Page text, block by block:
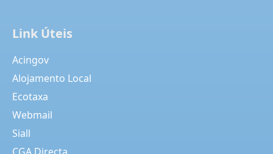
Link Úteis
Acingov
Alojamento Local
Ecotaxa
Webmail
Siall